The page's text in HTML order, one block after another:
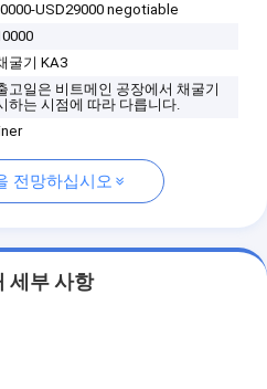
USD29000 negotiable
굴기 KA3
고일은 비트메인 공장에서 채굴기
하는 시점에 따라 다릅니다.
전망하십시오
세부 사항